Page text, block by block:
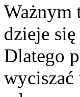
Ważnym
dzieje
Dlatego
wyciszać